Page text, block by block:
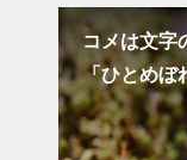
する
「藍
人・